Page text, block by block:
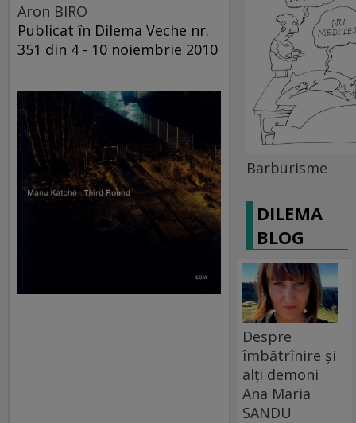
Aron BIRO
Publicat în Dilema Veche nr.
351 din 4 - 10 noiembrie 2010
Barburisme
DILEMA
BLOG
Despre
îmbătrînire și
alți demoni
Ana Maria
SANDU